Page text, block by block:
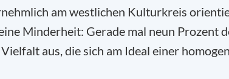
am westlichen Kulturkreis
Minderheit: Gerade mal neun Prozent
aus, die sich am Ideal einer